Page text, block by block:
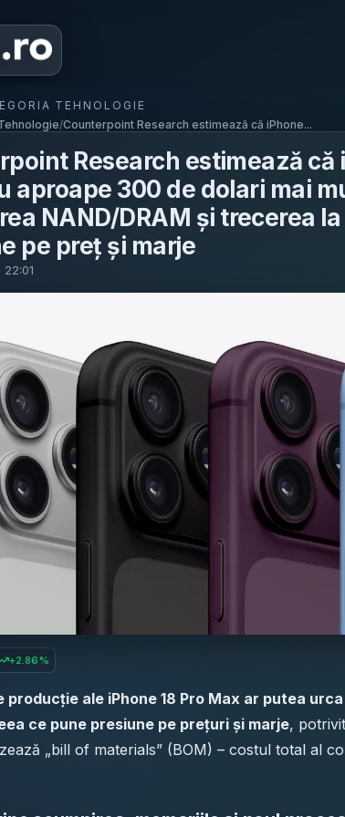
TEHNOLOGIE
/Counterpoint Research estimează că iPhone...
Research estimează că
aproape 300 de dolari mai
NAND/DRAM și trecerea
pe preț și marje
+2.86%
producție ale iPhone 18 Pro Max ar putea
ce pune presiune pe prețuri și marje,
„bill of materials” (BOM) – costul total al